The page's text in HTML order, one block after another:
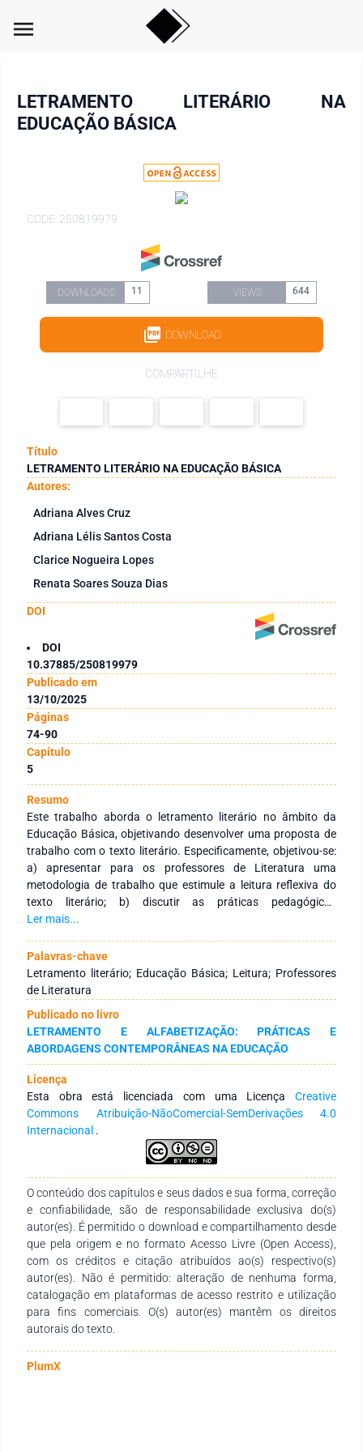
menu
LETRAMENTO LITERÁRIO NA
EDUCAÇÃO BÁSICA
CODE: 250819979
DOWNLOADS 11 VIEWS 644
DOWNLOAD
COMPARTILHE
Título
LETRAMENTO LITERÁRIO NA EDUCAÇÃO BÁSICA
Autores:
Adriana Alves Cruz
Adriana Lélis Santos Costa
Clarice Nogueira Lopes
Renata Soares Souza Dias
DOI
DOI
10.37885/250819979
Publicado em
13/10/2025
Páginas
74-90
Capítulo
5
Resumo
Este trabalho aborda o letramento literário no âmbito da
Educação Básica, objetivando desenvolver uma proposta de
trabalho com o texto literário. Especificamente, objetivou-se:
a) apresentar para os professores de Literatura uma
metodologia de trabalho que estimule a leitura reflexiva do
texto literário; b) discutir as práticas pedagógicas
relacionadas ao trabalho com o texto literário; c) elaborar
Cosson (2009). Para alcançar tais objetivos, foi adotada a
pesquisa bibliográfica, que buscou ancoragem em trabalhos
científicos, no âmbito do letramento literário, já produzidos
sobre o tema. A reflexão sobre a prática pedagógica
possibilitou a elaboração de uma proposta de atividade, a
partir do embasamento teórico, definido na sequência básica
de Cosson (2009), a partir da leitura de um trecho da obra O
auto da Compadecida, de Ariano Suassuna. A proposta foi
descrita em um plano de aula e envolveu as quatro etapas da
sequência básica de Cosson (2009): motivação, introdução,
leitura e interpretação. Para a construção da fundamentação
teórica, serviram de embasamento as considerações de
Cândido (2002), Bloom (2011) e Cosson (2009), que tecem
feita neste trabalho possibilitou uma visão crítica acerca do
desenvolvimento das aulas de Literatura, sendo um tema
relevante na medida em que a leitura da proposta de Cosson
(2009) permite a elaboração de atividades com diferentes
obras literárias.
Ler mais...
Palavras-chave
Letramento literário; Educação Básica; Leitura; Professores
de Literatura
Publicado no livro
LETRAMENTO E ALFABETIZAÇÃO: PRÁTICAS E
ABORDAGENS CONTEMPORÂNEAS NA EDUCAÇÃO
Licença
Esta obra está licenciada com uma Licença Creative
Commons Atribuição-NãoComercial-SemDerivações 4.0
Internacional .
O conteúdo dos capítulos e seus dados e sua forma, correção
e confiabilidade, são de responsabilidade exclusiva do(s)
autor(es). É permitido o download e compartilhamento desde
que pela origem e no formato Acesso Livre (Open Access),
com os créditos e citação atribuídos ao(s) respectivo(s)
autor(es). Não é permitido: alteração de nenhuma forma,
catalogação em plataformas de acesso restrito e utilização
para fins comerciais. O(s) autor(es) mantêm os direitos
autorais do texto.
PlumX